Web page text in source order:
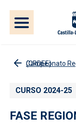
Campeonato Regional del Deporte En Edad Escolar (CRDEE)
CURSO 2024-25
FASE